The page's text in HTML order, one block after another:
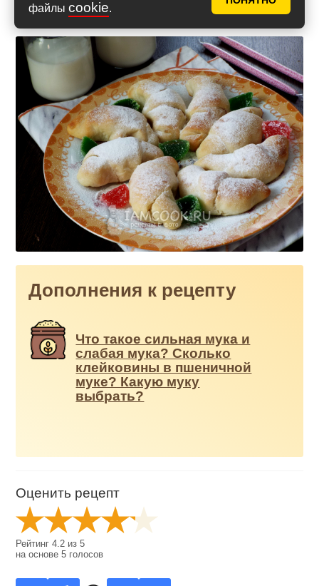
файлы cookie.
Дополнения к рецепту
Что такое сильная мука и
слабая мука? Сколько
клейковины в пшеничной
муке? Какую муку
выбрать?
Оценить рецепт
Рейтинг4.2 из5
на основе5 голосов